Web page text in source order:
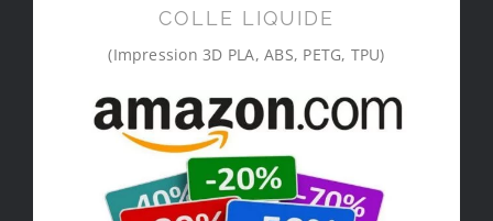
COLLE LIQUIDE
(Impression 3D PLA, ABS, PETG, TPU)